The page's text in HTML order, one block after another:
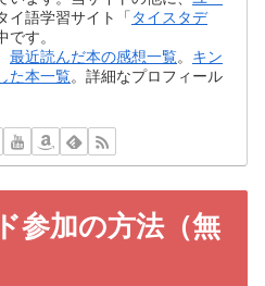
イ語学習サイト「 タイスタデ
です。
最近読んだ本の感想一覧。 キン
た本一覧。詳細なプロフィール
参加の方法（無